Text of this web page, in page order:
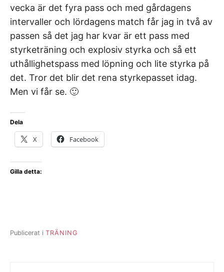
vecka är det fyra pass och med gårdagens
intervaller och lördagens match får jag in två av
passen så det jag har kvar är ett pass med
styrketräning och explosiv styrka och så ett
uthållighetspass med löpning och lite styrka på
det. Tror det blir det rena styrkepasset idag.
Men vi får se. 🙂
Dela
X Facebook
Gilla detta:
Publicerat i TRÄNING